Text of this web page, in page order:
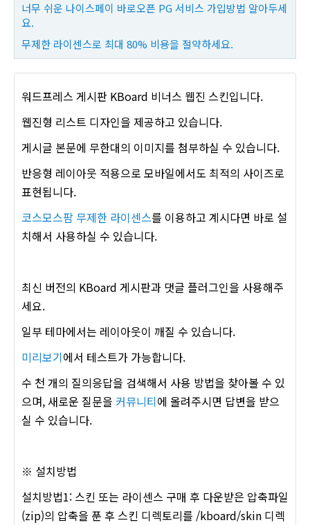
너무 쉬운 나이스페이 바로오픈 PG 서비스 가입방법 알아두세
요.
무제한 라이센스로 최대 80% 비용을 절약하세요.
워드프레스 게시판 KBoard 비너스 웹진 스킨입니다.
웹진형 리스트 디자인을 제공하고 있습니다.
게시글 본문에 무한대의 이미지를 첨부하실 수 있습니다.
반응형 레이아웃 적용으로 모바일에서도 최적의 사이즈로
표현됩니다.
코스모스팜 무제한 라이센스를 이용하고 계시다면 바로 설
치해서 사용하실 수 있습니다.
최신 버전의 KBoard 게시판과 댓글 플러그인을 사용해주
세요.
일부 테마에서는 레이아웃이 깨질 수 있습니다.
미리보기에서 테스트가 가능합니다.
수 천 개의 질의응답을 검색해서 사용 방법을 찾아볼 수 있
으며, 새로운 질문을 커뮤니티에 올려주시면 답변을 받으
실 수 있습니다.
※ 설치방법
설치방법1: 스킨 또는 라이센스 구매 후 다운받은 압축파일
(zip)의 압축을 푼 후 스킨 디렉토리를 /kboard/skin 디렉